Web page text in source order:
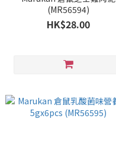
(MR56594)
HK$28.00